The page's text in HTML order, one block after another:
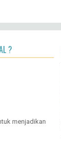
?
menjadikan